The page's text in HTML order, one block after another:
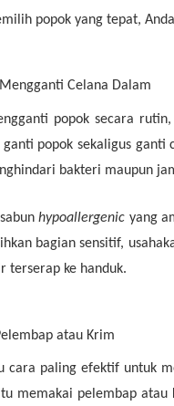
popok yang tepat,
Celana Dalam
popok secara
ganti popok sekaligus
bakteri maupun
hypoallergenic yang
bagian sensitif,
terserap ke handuk.
atau Krim
cara paling efektif untuk
memakai pelembap atau